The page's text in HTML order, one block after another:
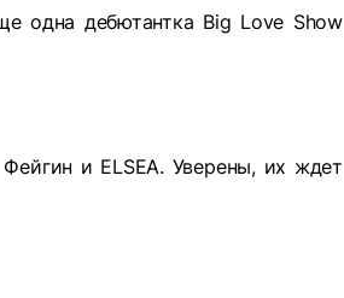
одна дебютантка Big Love Show
и ELSEA. Уверены, их ждет